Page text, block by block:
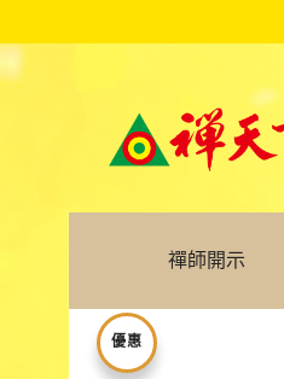
禪師開示
優惠